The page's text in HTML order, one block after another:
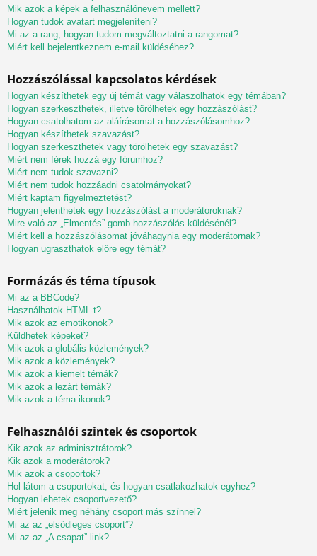
Mik azok a képek a felhasználónevem mellett?
Hogyan tudok avatart megjeleníteni?
Mi az a rang, hogyan tudom megváltoztatni a rangomat?
Miért kell bejelentkeznem e-mail küldéséhez?
Hozzászólással kapcsolatos kérdések
Hogyan készíthetek egy új témát vagy válaszolhatok egy témában?
Hogyan szerkeszthetek, illetve törölhetek egy hozzászólást?
Hogyan csatolhatom az aláírásomat a hozzászólásomhoz?
Hogyan készíthetek szavazást?
Hogyan szerkeszthetek vagy törölhetek egy szavazást?
Miért nem férek hozzá egy fórumhoz?
Miért nem tudok szavazni?
Miért nem tudok hozzáadni csatolmányokat?
Miért kaptam figyelmeztetést?
Hogyan jelenthetek egy hozzászólást a moderátoroknak?
Mire való az „Elmentés” gomb hozzászólás küldésénél?
Miért kell a hozzászólásomat jóváhagynia egy moderátornak?
Hogyan ugraszthatok előre egy témát?
Formázás és téma típusok
Mi az a BBCode?
Használhatok HTML-t?
Mik azok az emotikonok?
Küldhetek képeket?
Mik azok a globális közlemények?
Mik azok a közlemények?
Mik azok a kiemelt témák?
Mik azok a lezárt témák?
Mik azok a téma ikonok?
Felhasználói szintek és csoportok
Kik azok az adminisztrátorok?
Kik azok a moderátorok?
Mik azok a csoportok?
Hol látom a csoportokat, és hogyan csatlakozhatok egyhez?
Hogyan lehetek csoportvezető?
Miért jelenik meg néhány csoport más színnel?
Mi az az „elsődleges csoport”?
Mi az az „A csapat” link?